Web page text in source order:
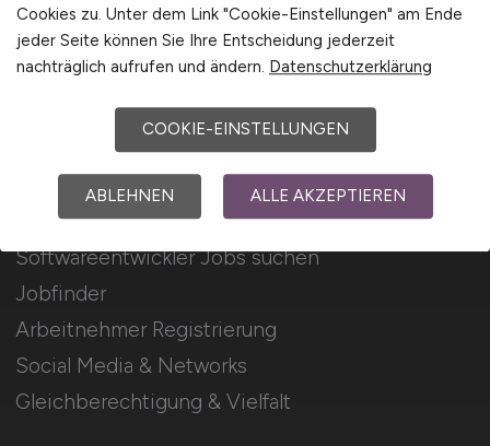
Für Arbeitnehmer
Softwareentwickler Jobs suchen
Jobfinder
Arbeitnehmer Registrierung
Social Media & Networks
Gleichberechtigung & Vielfalt
Arbeitgeber Seite
Arbeitgeber Kontakt
Cookies zu. Unter dem Link "Cookie-Einstellungen" am Ende
jeder Seite können Sie Ihre Entscheidung jederzeit
nachträglich aufrufen und ändern. Datenschutzerklärung
COOKIE-EINSTELLUNGEN
ABLEHNEN ALLE AKZEPTIEREN